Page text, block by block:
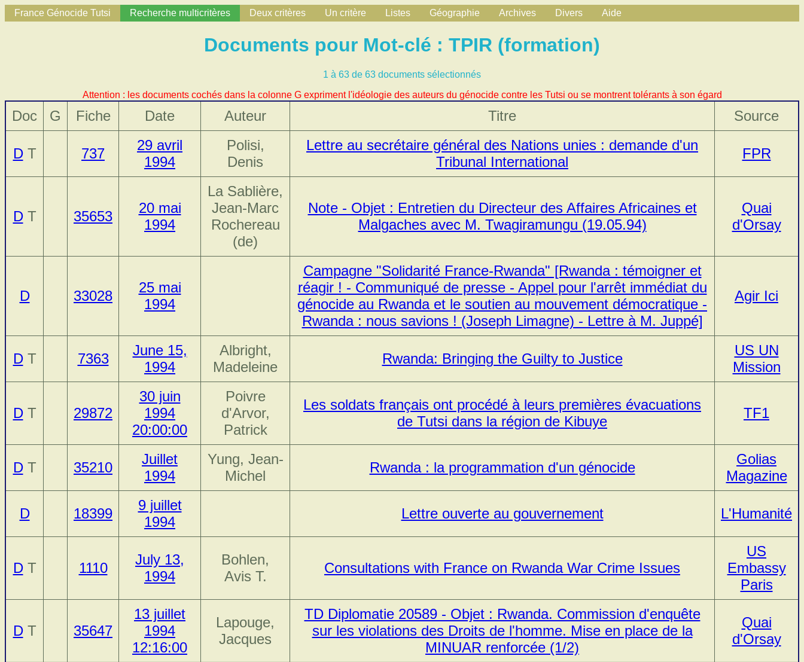
France Génocide Tutsi Recherche multicritères Deux critères Un critère Listes Géographie Archives Divers Aide
Documents pour Mot-clé : TPIR (formation)
1 à 63 de 63 documents sélectionnés
Attention : les documents cochés dans la colonne G expriment l'idéologie des auteurs du génocide contre les Tutsi ou se montrent tolérants à son égard
Doc G Fiche Date Auteur Titre Source
DT 737
29 avril
1994
Polisi,
Denis
Lettre au secrétaire général des Nations unies : demande d'un
Tribunal International
FPR
DT 35653
20 mai
1994
La Sablière,
Jean-Marc
Rochereau
(de)
Note - Objet : Entretien du Directeur des Affaires Africaines et
Malgaches avec M. Twagiramungu (19.05.94)
Quai
d'Orsay
D 33028
25 mai
1994
Campagne "Solidarité France-Rwanda" [Rwanda : témoigner et
réagir ! - Communiqué de presse - Appel pour l'arrêt immédiat du
génocide au Rwanda et le soutien au mouvement démocratique -
Rwanda : nous savions ! (Joseph Limagne) - Lettre à M. Juppé]
Agir Ici
DT 7363
June 15,
1994
Albright,
Madeleine
Rwanda: Bringing the Guilty to Justice
US UN
Mission
DT 29872
30 juin
1994
20:00:00
Poivre
d'Arvor,
Patrick
Les soldats français ont procédé à leurs premières évacuations
de Tutsi dans la région de Kibuye
TF1
DT 35210
Juillet
1994
Yung, Jean-
Michel
Rwanda : la programmation d'un génocide
Golias
Magazine
D 18399
9 juillet
1994
Lettre ouverte au gouvernement L'Humanité
DT 1110
July 13,
1994
Bohlen,
Avis T.
Consultations with France on Rwanda War Crime Issues
US
Embassy
Paris
DT 35647
13 juillet
1994
12:16:00
Lapouge,
Jacques
TD Diplomatie 20589 - Objet : Rwanda. Commission d'enquête
sur les violations des Droits de l'homme. Mise en place de la
MINUAR renforcée (1/2)
Quai
d'Orsay